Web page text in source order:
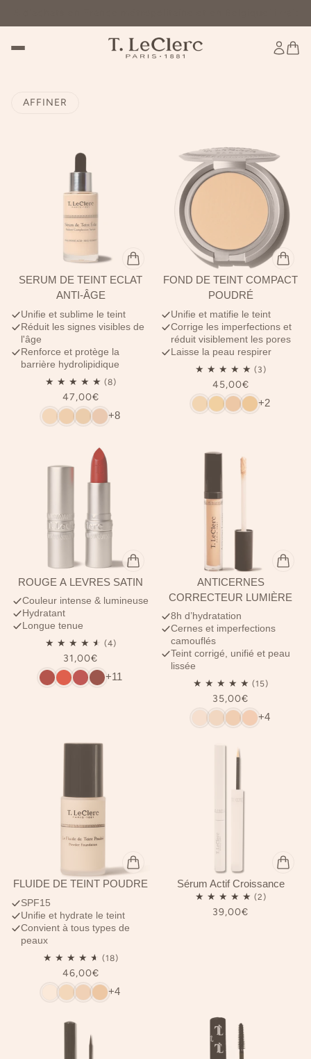
AFFINER
SÉRUM DE TEINT ÉCLAT
ANTI-ÂGE
Unifie et sublime le teint
Réduit les signes visibles de
l'âge
Renforce et protège la
barrière hydrolipidique
47,00€
+8
FOND DE TEINT COMPACT
POUDRÉ
Unifie et matifie le teint
Corrige les imperfections et
réduit visiblement les pores
Laisse la peau respirer
45,00€
+2
ROUGE À LÈVRES SATIN
Couleur intense & lumineuse
Hydratant
Longue tenue
31,00€
+11
ANTICERNES
CORRECTEUR LUMIÈRE
8h d’hydratation
Cernes et imperfections
camouflés
Teint corrigé, unifié et peau
lissée
35,00€
+4
FLUIDE DE TEINT POUDRÉ
SPF15
Unifie et hydrate le teint
Convient à tous types de
peaux
46,00€
+4
Sérum Actif Croissance
39,00€